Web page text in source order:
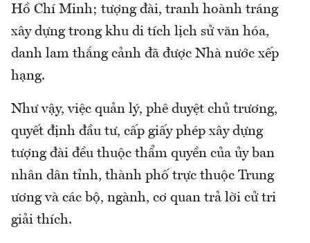
Hồ Chí Minh; tượng đài, tranh hoành tráng
xây dựng trong khu di tích lịch sử văn hóa,
danh lam thắng cảnh đã được Nhà nước xếp
hạng.
Như vậy, việc quản lý, phê duyệt chủ trương,
quyết định đầu tư, cấp giấy phép xây dựng
tượng đài đều thuộc thẩm quyền của ủy ban
nhân dân tỉnh, thành phố trực thuộc Trung
ương và các bộ, ngành, cơ quan trả lời cử tri
giải thích.